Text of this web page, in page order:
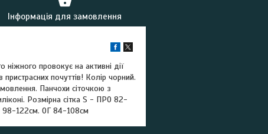
Інформація для замовлення
провокує на активні дії
почуттів! Колір чорний.
Панчохи сіточкою з
Розмірна сітка S - ПРО 82-
122см. ОГ 84-108см